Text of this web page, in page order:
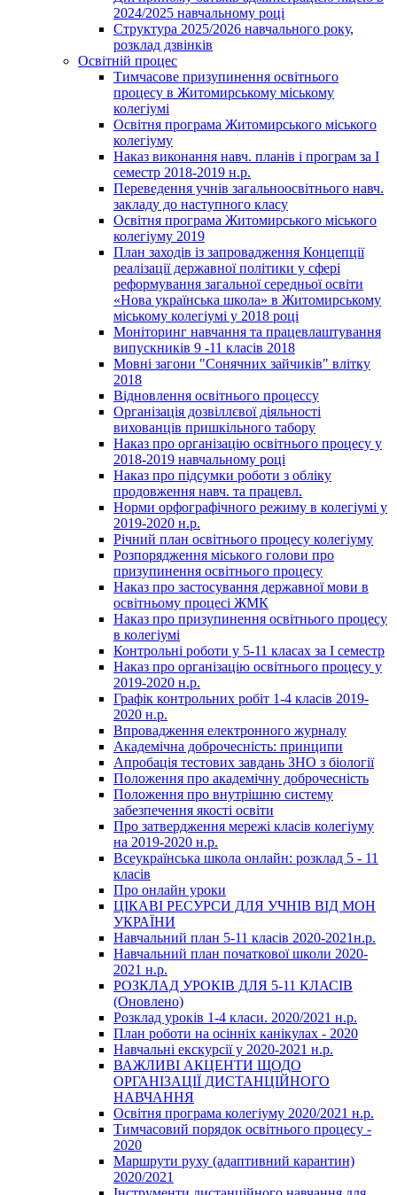
2024/2025 навчальному році
Структура 2025/2026 навчального року,
розклад дзвінків
Освітній процес
Тимчасове призупинення освітнього
процесу в Житомирському міському
колегіумі
Освітня програма Житомирського міського
колегіуму
Наказ виконання навч. планів і програм за І
семестр 2018-2019 н.р.
Переведення учнів загальноосвітнього навч.
закладу до наступного класу
Освітня програма Житомирського міського
колегіуму 2019
План заходів із запровадження Концепції
реалізації державної політики у сфері
реформування загальної середньої освіти
«Нова українська школа» в Житомирському
міському колегіумі у 2018 році
Моніторинг навчання та працевлаштування
випускників 9 -11 класів 2018
Мовні загони "Сонячних зайчиків" влітку
2018
Відновлення освітнього процессу
Організація дозвіллєвої діяльності
вихованців пришкільного табору
Наказ про організацію освітнього процесу у
2018-2019 навчальному році
Наказ про підсумки роботи з обліку
продовження навч. та працевл.
Норми орфографічного режиму в колегіумі у
2019-2020 н.р.
Річний план освітнього процесу колегіуму
Розпорядження міського голови про
призупинення освітнього процесу
Наказ про застосування державної мови в
освітньому процесі ЖМК
Наказ про призупинення освітнього процесу
в колегіумі
Контрольні роботи у 5-11 класах за І семестр
Наказ про організацію освітнього процесу у
2019-2020 н.р.
Графік контрольних робіт 1-4 класів 2019-
2020 н.р.
Впровадження електронного журналу
Академічна доброчесність: принципи
Апробація тестових завдань ЗНО з біології
Положення про академічну доброчесність
Положення про внутрішню систему
забезпечення якості освіти
Про затвердження мережі класів колегіуму
на 2019-2020 н.р.
Всеукраїнська школа онлайн: розклад 5 - 11
класів
Про онлайн уроки
ЦІКАВІ РЕСУРСИ ДЛЯ УЧНІВ ВІД МОН
УКРАЇНИ
Навчальний план 5-11 класів 2020-2021н.р.
Навчальний план початкової школи 2020-
2021 н.р.
РОЗКЛАД УРОКІВ ДЛЯ 5-11 КЛАСІВ
(Оновлено)
Розклад уроків 1-4 класи. 2020/2021 н.р.
План роботи на осінніх канікулах - 2020
Навчальні екскурсії у 2020-2021 н.р.
ВАЖЛИВІ АКЦЕНТИ ЩОДО
ОРГАНІЗАЦІЇ ДИСТАНЦІЙНОГО
НАВЧАННЯ
Освітня програма колегіуму 2020/2021 н.р.
Тимчасовий порядок освітнього процесу -
2020
Маршрути руху (адаптивний карантин)
2020/2021